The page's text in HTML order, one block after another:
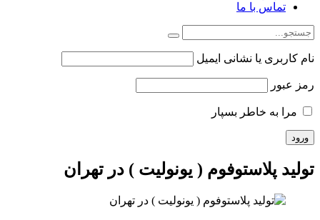
تماس با ما
نام کاربری یا نشانی ایمیل
رمز عبور
مرا به خاطر بسپار
تولید پلاستوفوم ( یونولیت ) در تهران